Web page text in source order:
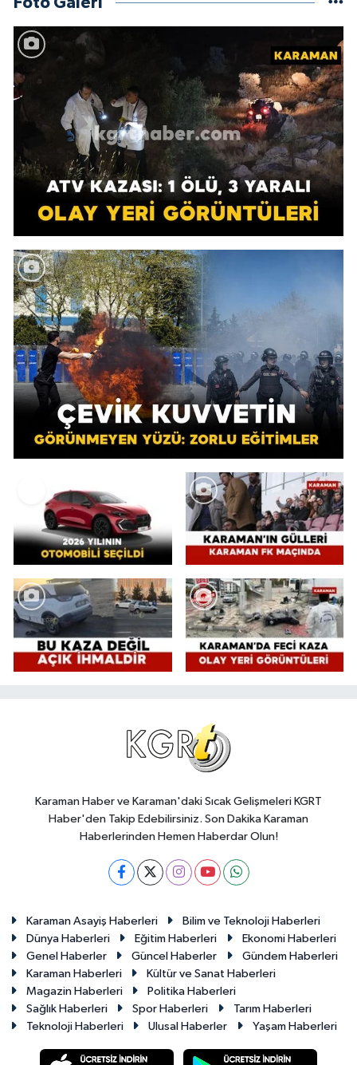
Karaman Haber ve Karaman'daki Sıcak Gelişmeleri KGRT
Haber'den Takip Edebilirsiniz. Son Dakika Karaman
Haberlerinden Hemen Haberdar Olun!
Karaman Asayiş Haberleri
Bilim ve Teknoloji Haberleri
Dünya Haberleri
Eğitim Haberleri
Ekonomi Haberleri
Genel Haberler
Güncel Haberler
Gündem Haberleri
Karaman Haberleri
Kültür ve Sanat Haberleri
Magazin Haberleri
Politika Haberleri
Sağlık Haberleri
Spor Haberleri
Tarım Haberleri
Teknoloji Haberleri
Ulusal Haberler Yaşam Haberleri